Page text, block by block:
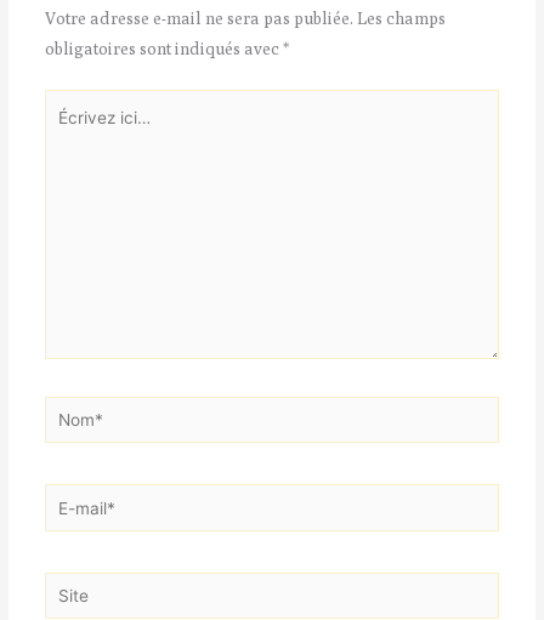
Votre adresse e-mail ne sera pas publiée. Les champs
obligatoires sont indiqués avec*
Écrivez
Nom*
mail*
Site